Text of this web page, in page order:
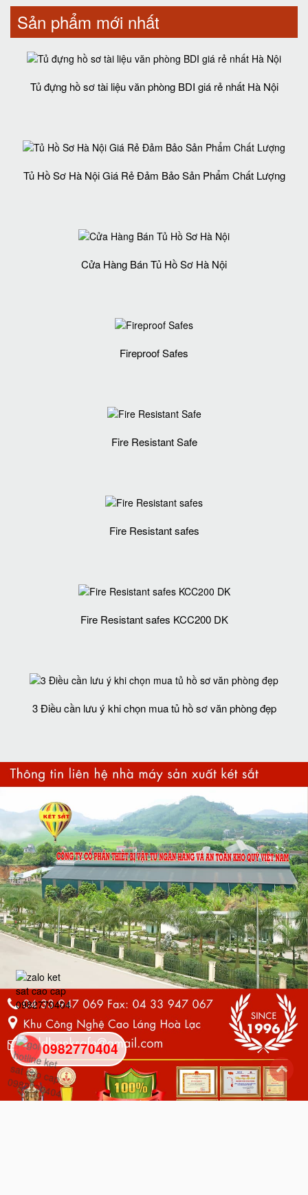
Sản phẩm mới nhất
Tủ đựng hồ sơ tài liệu văn phòng BDI giá rẻ nhất Hà Nội
Tủ Hồ Sơ Hà Nội Giá Rẻ Đảm Bảo Sản Phẩm Chất Lượng‎
Cửa Hàng Bán Tủ Hồ Sơ Hà Nội
Fireproof Safes
Fire Resistant Safe
Fire Resistant safes
Fire Resistant safes KCC200 DK
3 Điều cần lưu ý khi chọn mua tủ hồ sơ văn phòng đẹp
0982770404
back